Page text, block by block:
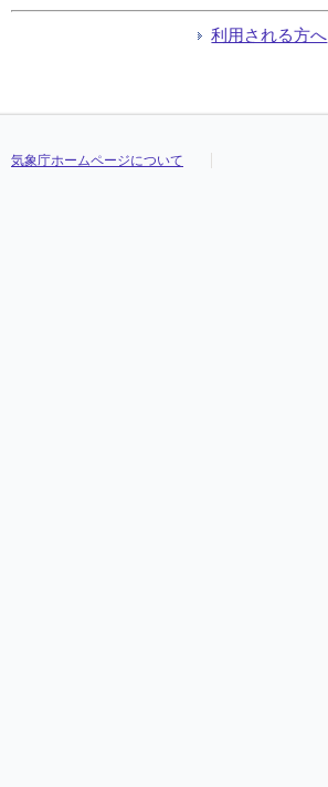
利用される方へ
気象庁ホームページについて